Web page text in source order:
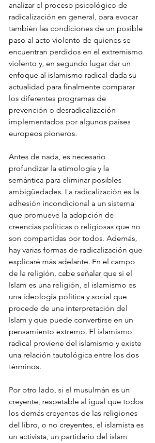
analizar el proceso psicológico de
radicalización en general, para evocar
también las condiciones de un posible
paso al acto violento de quienes se
encuentran perdidos en el extremismo
violento y, en segundo lugar dar un
enfoque al islamismo radical dada su
actualidad para finalmente comparar
los diferentes programas de
prevención o desradicalización
implementados por algunos países
europeos pioneros.
Antes de nada, es necesario
profundizar la etimología y la
semántica para eliminar posibles
ambigüedades. La radicalización es la
adhesión incondicional a un sistema
que promueve la adopción de
creencias políticas o religiosas que no
son compartidas por todos. Además,
hay varias formas de radicalización que
explicaré más adelante. En el campo
de la religión, cabe señalar que si el
Islam es una religión, el islamismo es
una ideología política y social que
procede de una interpretación del
Islam y que puede convertirse en un
pensamiento extremo. El islamismo
radical proviene del islamismo y existe
una relación tautológica entre los dos
términos.
Por otro lado, si el musulmán es un
creyente, respetable al igual que todos
los demás creyentes de las religiones
del libro, o no creyentes, el islamista es
un activista, un partidario del islam